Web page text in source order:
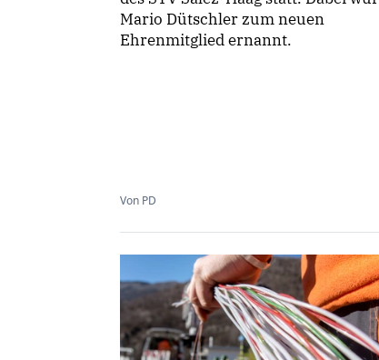
Mario Dütschler zum neuen
Ehrenmitglied ernannt.
Von PD